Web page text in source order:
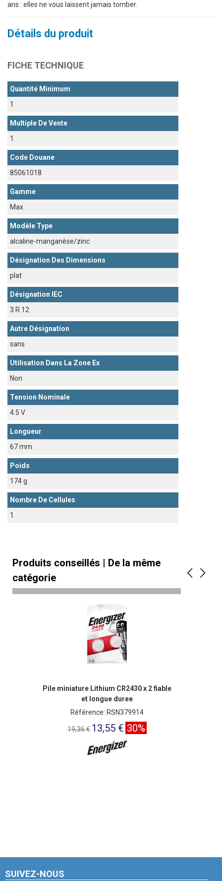
ans : elles ne vous laissent jamais tomber.
Détails du produit
FICHE TECHNIQUE
Quantité Minimum
1
Multiple De Vente
1
Code Douane
85061018
Gamme
Max
Modèle Type
alcaline-manganèse/zinc
Désignation Des Dimensions
plat
Désignation IEC
3 R 12
Autre Désignation
sans
Utilisation Dans La Zone Ex
Non
Tension Nominale
4.5 V
Longueur
67 mm
Poids
174 g
Nombre De Cellules
1
Produits conseillés | De la même
catégorie
Pile miniature Lithium CR2430 x 2 fiable
et longue duree
Référence: RSN379914
19,36 € 13,55 € 30%
SUIVEZ-NOUS